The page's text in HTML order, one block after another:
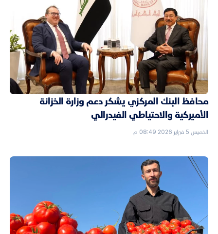
محافظ البنك المركزي يشكر دعم وزارة الخزانة
الأميركية والاحتياطي الفيدرالي
الخميس 5 فبراير 2026 08:49 م